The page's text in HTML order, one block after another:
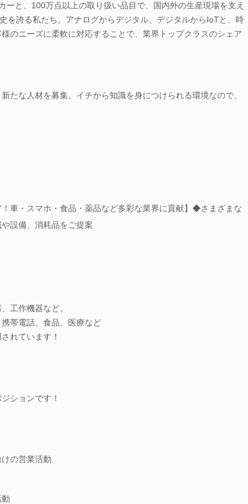
ーと、100万点以上の取り扱い品目で、国内外の生産現場を支え
を誇る私たち。アナログからデジタル、デジタルからIoTと、時
のニーズに柔軟に対応することで、業界トップクラスのシェア
たな人材を募集。イチから知識を身につけられる環境なので、
！車・スマホ・食品・薬品など多彩な業界に貢献】◆さまざまな
設備、消耗品をご提案
工作機器など。
帯電話、食品、医療など
れています！
ションです！
の営業活動